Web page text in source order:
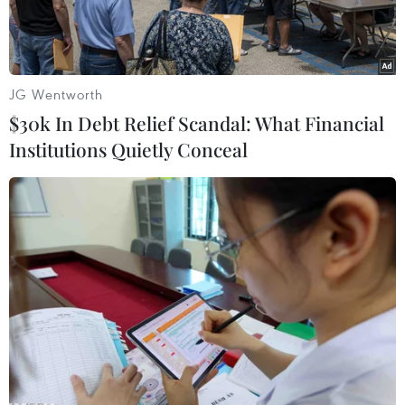
Học sinh Palestine tại Dải Gaza. (Ảnh: AFP/TTXVN)
Truyền thông khu vực ngày 28/9 cho biết hai
phong trào vũ trang Palestine là Hamas và Fatah
đã đạt được thỏa thuận cho phép triển khai các
lực lượng an ninh của chính quyền Palestine
JG Wentworth
$30k In Debt Relief Scandal: What Financial
Institutions Quietly Conceal